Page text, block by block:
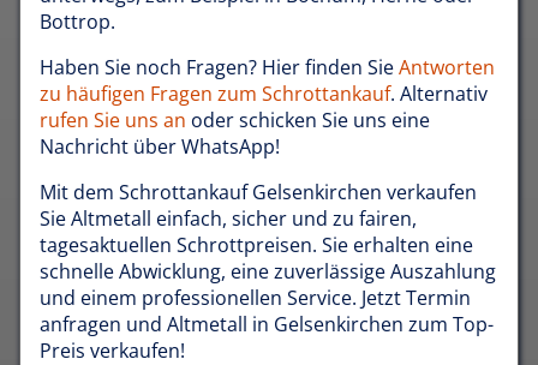
Bottrop.
Haben Sie noch Fragen? Hier finden SieAntworten
zu häufigen Fragen zum Schrottankauf. Alternativ
rufen Sie uns an oder schicken Sie uns eine
Nachricht über WhatsApp!
Mit dem Schrottankauf Gelsenkirchen verkaufen
Sie Altmetall einfach, sicher und zu fairen,
tagesaktuellen Schrottpreisen. Sie erhalten eine
schnelle Abwicklung, eine zuverlässige Auszahlung
und einem professionellen Service. Jetzt Termin
anfragen und Altmetall in Gelsenkirchen zum Top-
Preis verkaufen!